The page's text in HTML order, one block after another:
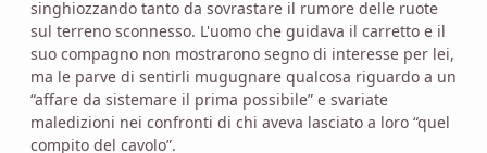
singhiozzando tanto da sovrastare il rumore delle ruote
sul terreno sconnesso. L'uomo che guidava il carretto e il
suo compagno non mostrarono segno di interesse per lei,
ma le parve di sentirli mugugnare qualcosa riguardo a un
“affare da sistemare il prima possibile” e svariate
maledizioni nei confronti di chi aveva lasciato a loro “quel
compito del cavolo”.